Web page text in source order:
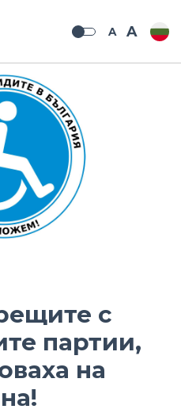
A A
с
партии,
на